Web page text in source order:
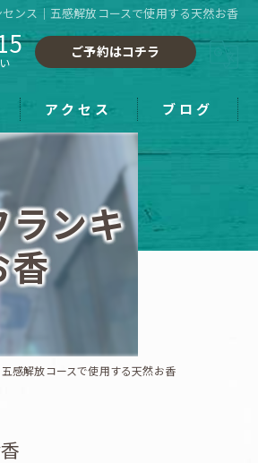
ンス｜五感解放コースで使用する天然お香
ご予約はコチラ
アクセス ブログ
ランキ
香
感解放コースで使用する天然お香